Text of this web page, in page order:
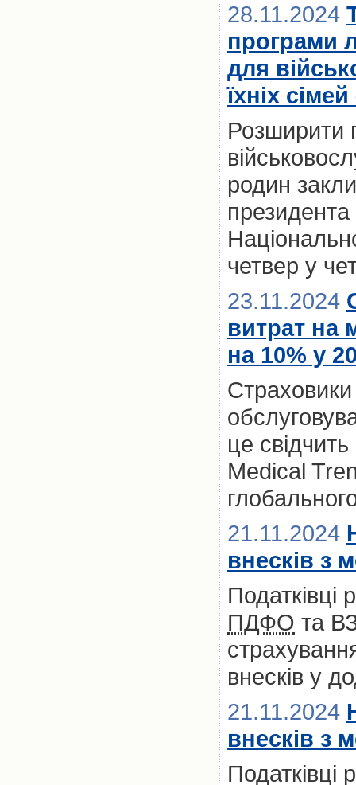
28.11.2024
програми
для
їхніх
Розширити
родин
президента
четвер у
23.11.2024
витрат на
на 10% у
це
Medical
21.11.2024
внесків з
Податківці
ПДФО та
внесків у
21.11.2024
внесків з
Податківці